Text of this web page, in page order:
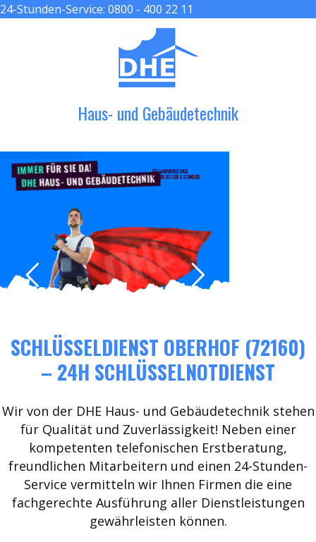
24-Stunden-Service: 0800 - 400 22 11
Haus- und Gebäudetechnik
IMMERFÜR SIE DA!
DHEHAUS- UND GEBÄUDETECHNIK
DER HANDWERKER ENGEL
GRÖßER, BESSER & SCHNELLER
SCHLÜSSELDIENST OBERHOF (72160)
– 24H SCHLÜSSELNOTDIENST
Wir von der DHE Haus- und Gebäudetechnik stehen
für Qualität und Zuverlässigkeit! Neben einer
kompetenten telefonischen Erstberatung,
freundlichen Mitarbeitern und einen 24-Stunden-
Service vermitteln wir Ihnen Firmen die eine
fachgerechte Ausführung aller Dienstleistungen
gewährleisten können.